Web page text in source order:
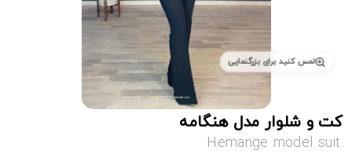
لمس کنید برای بزرگنمایی
کت و شلوار مدل هنگامه
Hemange model suit